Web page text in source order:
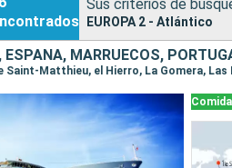
Sus criterios de
EUROPA 2 - Atlántico
ESPAÑA, MARRUECOS,
Saint-Matthieu, el Hierro, La Gomera,